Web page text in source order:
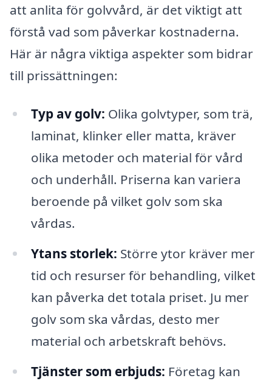
att anlita för golvvård, är det viktigt att
förstå vad som påverkar kostnaderna.
Här är några viktiga aspekter som bidrar
till prissättningen:
Typ av golv: Olika golvtyper, som trä,
laminat, klinker eller matta, kräver
olika metoder och material för vård
och underhåll. Priserna kan variera
beroende på vilket golv som ska
vårdas.
Ytans storlek: Större ytor kräver mer
tid och resurser för behandling, vilket
kan påverka det totala priset. Ju mer
golv som ska vårdas, desto mer
material och arbetskraft behövs.
Tjänster som erbjuds: Företag kan